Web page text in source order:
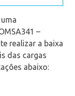
–
realizar a baixa
das cargas
abaixo: